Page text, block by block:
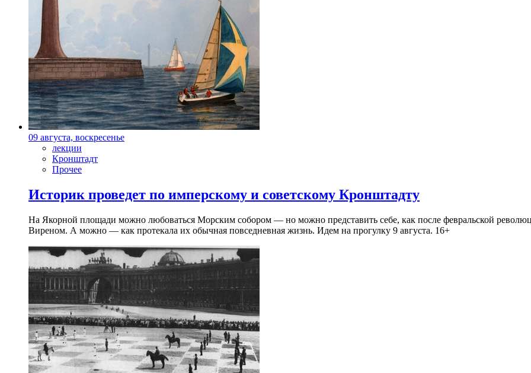
09 августа, воскресенье
лекции
Кронштадт
Прочее
Историк проведет по имперскому и советскому Кронштадту
На Якорной площади можно любоваться Морским собором — но можно представить себе, как после февральской
Виреном. А можно — как протекала их обычная повседневная жизнь. Идем на прогулку 9 августа. 16+